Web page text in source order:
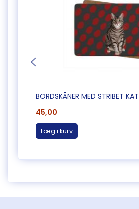
BORDSKÅNER MED STRIBET KAT
45,00
Læg i kurv